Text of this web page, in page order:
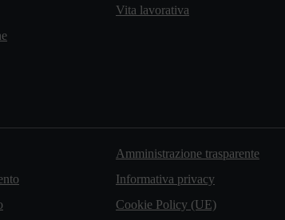
Vita lavorativa
Amministrazione trasparente
Informativa privacy
Cookie Policy (UE)